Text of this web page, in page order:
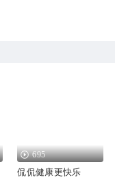
695
侃侃健康更快乐